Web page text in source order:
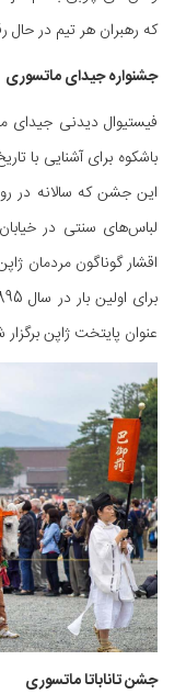
که رهبران هر تیم در حال
جشنواره جیدای ماتسوری
باشکوه برای آشنایی با
لباس‌های سنتی در
اقشار گوناگون مردمان
عنوان پایتخت ژاپن
جشن تاناباتا ماتسوری